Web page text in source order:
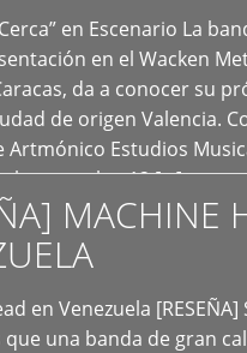
en Escenario La
en el Wacken
da a conocer su
de origen Valencia.
Artmónico Estudios
cumplen 12 […]
MACHINE
en Venezuela
una banda de gran